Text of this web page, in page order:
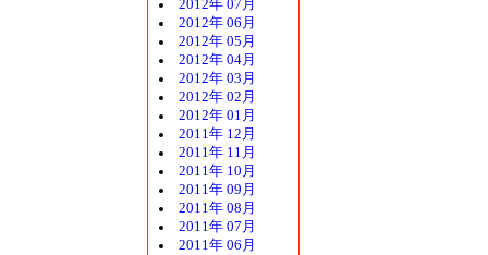
2012年 07月
2012年 06月
2012年 05月
2012年 04月
2012年 03月
2012年 02月
2012年 01月
2011年 12月
2011年 11月
2011年 10月
2011年 09月
2011年 08月
2011年 07月
2011年 06月